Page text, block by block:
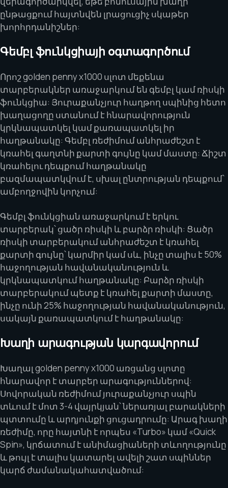
ընթացքում հայտնվեն լրացուցիչ սկաթեր
խորհրդանիշներ:
Գեմբլ ֆունկցիայի օգտագործում
Որոշ golden penny x1000 սլոտ մեքենա
տարբերակներ առաջարկում են գեմբլ կամ ռիսկի
ֆունկցիա: Յուրաքանչյուր հաղթող սպինից հետո
խաղացողը ստանում է հնարավորություն
կրկնապատկել կամ քառապատկել իր
հաղթանակը: Գեմբլ ռեժիմում անհրաժեշտ է
կռահել գաղտնի քարտի գույնը կամ մաստը: Ճիշտ
կռահելու դեպքում հաղթանակը
բազմապատկվում է, սխալ ընտրության դեպքում՝
ամբողջովին կորչում:
Գեմբլ ֆունկցիան առաջարկում է երկու
տարբերակ՝ ցածր ռիսկի և բարձր ռիսկի: Ցածր
ռիսկի տարբերակում անհրաժեշտ է կռահել
քարտի գույնը՝ կարմիր կամ սև, ինչը տալիս է 50%
հաջողության հավանականություն և
կրկնապատկում հաղթանակը: Բարձր ռիսկի
տարբերակում պետք է կռահել քարտի մաստը,
ինչը ունի 25% հաջողության հավանականություն,
սակայն քառապատկում է հաղթանակը:
Խաղի արագության կարգավորում
Խաղալ golden penny x1000 առցանց սլոտը
հնարավոր է տարբեր արագություններով:
Սովորական ռեժիմում յուրաքանչյուր սպին
տևում է մոտ 3-4 վայրկյան՝ ներառյալ բարակների
պտտումը և արդյունքի ցուցադրումը: Արագ խաղի
ռեժիմը, որը հայտնի է որպես «Turbo» կամ «Quick
Spin», կրճատում է անիմացիաների տևողությունը
և թույլ է տալիս կատարել ավելի շատ սպիններ
կարճ ժամանակահատվածում: